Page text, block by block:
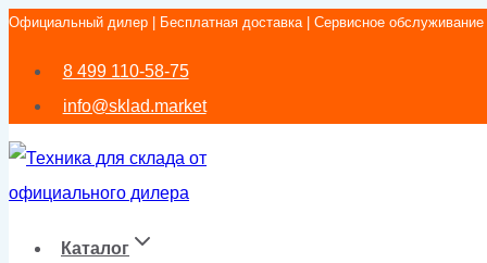
Перейти
Официальный дилер | Бесплатная доставка | Сервисное обслуживание
8 499 110-58-75
info@sklad.market
Каталог